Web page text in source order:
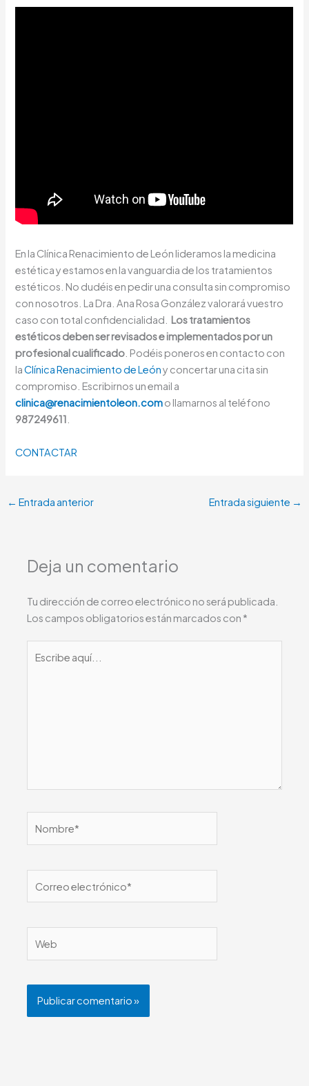
En la Clínica Renacimiento de León lideramos la medicina
estética y estamos en la vanguardia de los tratamientos
estéticos. No dudéis en pedir una consulta sin compromiso
con nosotros. La Dra. Ana Rosa González valorará vuestro
caso con total confidencialidad. Los tratamientos
estéticos deben ser revisados e implementados por un
profesional cualificado . Podéis poneros en contacto con
laClínica Renacimiento de Leóny concertar una cita sin
compromiso. Escribirnos un email a
clinica@renacimientoleon.como llamarnos al teléfono
987249611
CONTACTAR
← Entrada anterior Entrada siguiente →
Deja un comentario
Tu dirección de correo electrónico no será publicada.
Los campos obligatorios están marcados con *
aquí...
electrónico*